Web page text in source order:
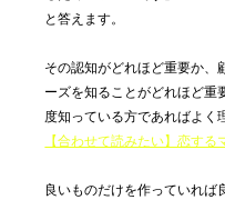
と答えます。
その認知がどれほど重要か、
ーズを知ることがどれほど重
度知っている方であればよく
【合わせて読みたい】恋する
良いものだけを作っていれば